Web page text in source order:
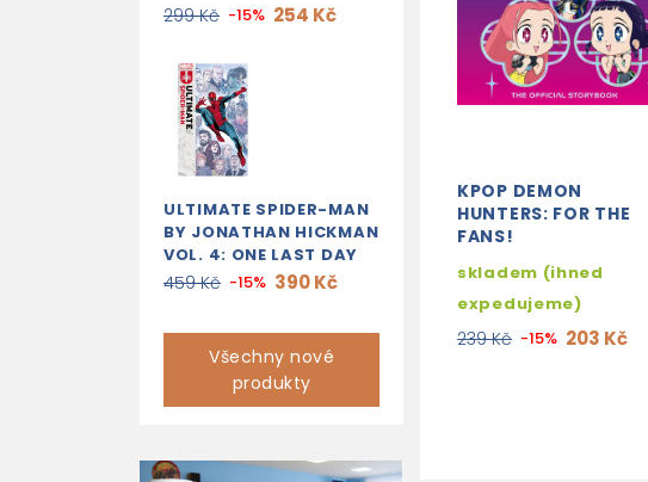
299 Kč -15% 254 Kč
ULTIMATE SPIDER-MAN
BY JONATHAN HICKMAN
VOL. 4: ONE LAST DAY
459 Kč -15% 390 Kč
Všechny nové
produkty
KPOP DEMON
HUNTERS: FOR THE
FANS!
skladem (ihned
expedujeme)
239 Kč -15% 203 Kč